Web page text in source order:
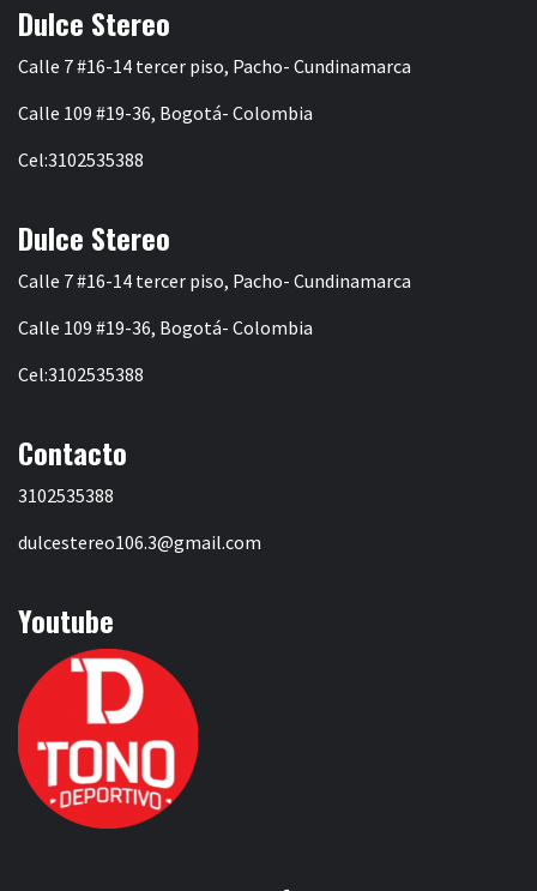
Dulce Stereo
Calle 7 #16-14 tercer piso, Pacho- Cundinamarca
Calle 109 #19-36, Bogotá- Colombia
Cel:3102535388
Dulce Stereo
Calle 7 #16-14 tercer piso, Pacho- Cundinamarca
Calle 109 #19-36, Bogotá- Colombia
Cel:3102535388
Contacto
3102535388
dulcestereo106.3@gmail.com
Youtube